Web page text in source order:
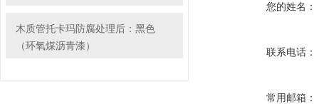
木质管托卡玛防腐处理后：黑色
（环氧煤沥青漆）
您的姓名：
联系电话：
常用邮箱：